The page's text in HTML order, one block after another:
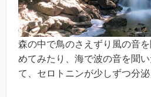
森の中で鳥のさえずり風の音
めてみたり、海で波の音を聞
て、セロトニンが少しずつ分泌